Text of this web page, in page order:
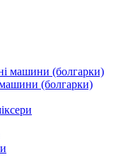
машини (болгарки)